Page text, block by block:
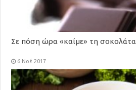
Σε πόση ώρα «καίμε» τη σοκολάτα
6 Νοέ 2017